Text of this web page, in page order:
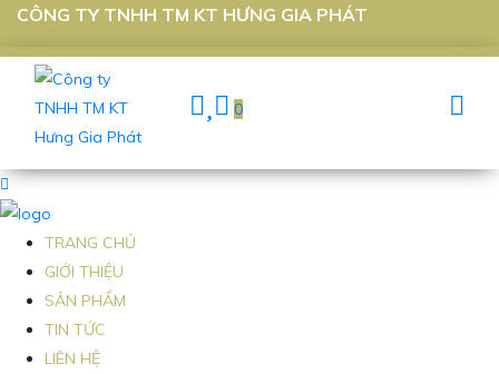
CÔNG TY TNHH TM KT HƯNG GIA PHÁT
0
TRANG CHỦ
GIỚI THIỆU
SẢN PHẨM
TIN TỨC
LIÊN HỆ